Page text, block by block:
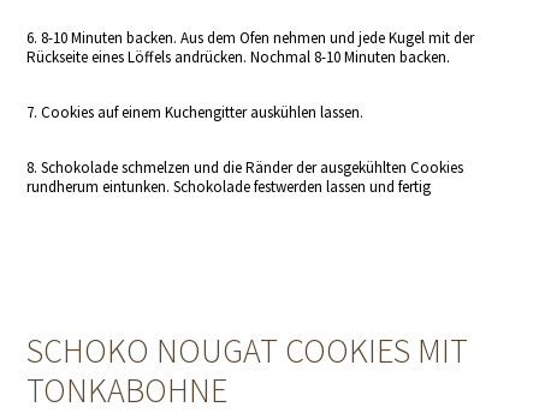
6. 8-10 Minuten backen. Aus dem Ofen nehmen und jede Kugel mit der
Rückseite eines Löffels andrücken. Nochmal 8-10 Minuten backen.
7. Cookies auf einem Kuchengitter auskühlen lassen.
8. Schokolade schmelzen und die Ränder der ausgekühlten Cookies
rundherum eintunken. Schokolade festwerden lassen und fertig
SCHOKO NOUGAT COOKIES MIT
TONKABOHNE